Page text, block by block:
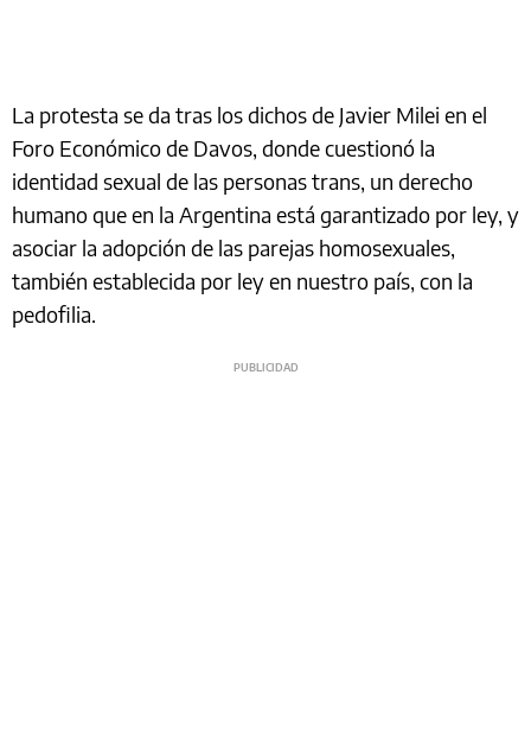
La protesta se da tras los dichos de Javier Milei en el
Foro Económico de Davos, donde cuestionó la
identidad sexual de las personas trans, un derecho
humano que en la Argentina está garantizado por ley, y
asociar la adopción de las parejas homosexuales,
también establecida por ley en nuestro país, con la
pedofilia.